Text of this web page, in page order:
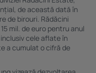
de această dată în
de birouri. Rădăcini
mil. de euro pentru anul
cele aflate în
a cumulat o cifră de